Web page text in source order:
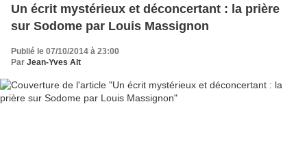
Un écrit mystérieux et déconcertant : la prière
sur Sodome par Louis Massignon
Publié le 07/10/2014 à 23:00
Par Jean-Yves Alt